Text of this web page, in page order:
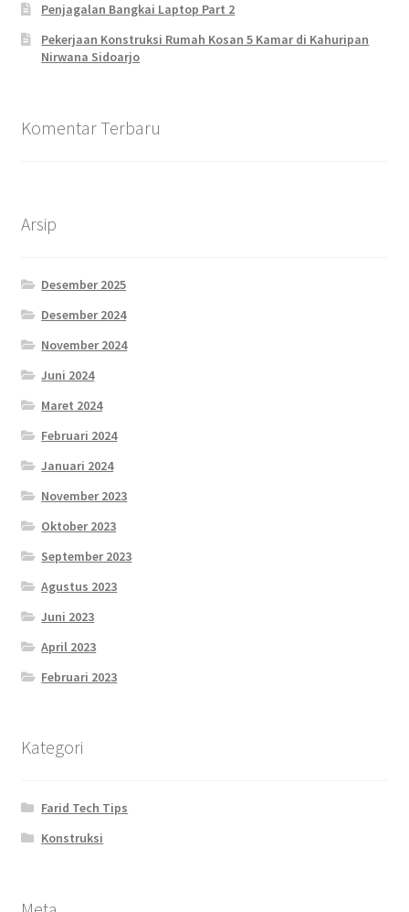
Penjagalan Bangkai Laptop Part 2
Pekerjaan Konstruksi Rumah Kosan 5 Kamar di Kahuripan
Nirwana Sidoarjo
Komentar Terbaru
Arsip
Desember 2025
Desember 2024
November 2024
Juni 2024
Maret 2024
Februari 2024
Januari 2024
November 2023
Oktober 2023
September 2023
Agustus 2023
Juni 2023
April 2023
Februari 2023
Kategori
Farid Tech Tips
Konstruksi